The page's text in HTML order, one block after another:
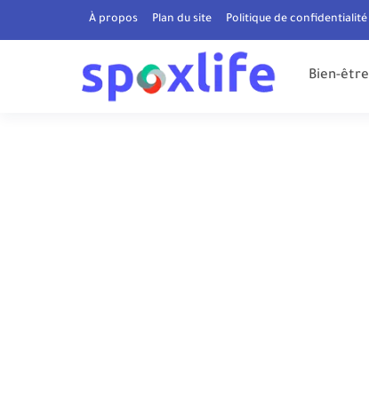
À propos Plan du site Politique de confidentialité
Bien-être